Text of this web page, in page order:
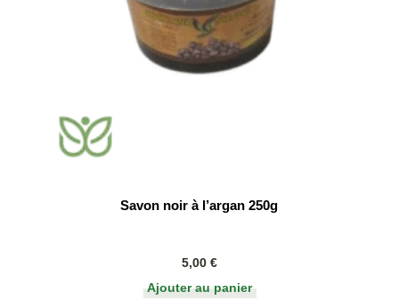
Savon noir à l’argan 250g
5,00 €
Ajouter au panier